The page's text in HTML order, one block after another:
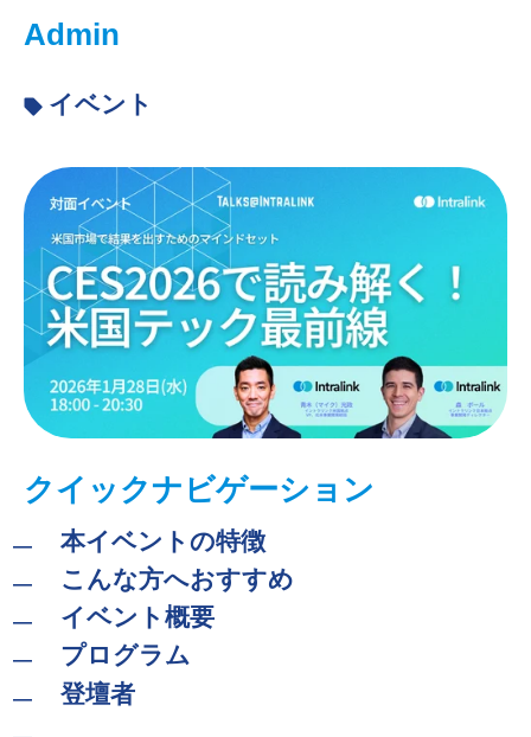
Admin
イベント
クイックナビゲーション
本イベントの特徴
こんな方へおすすめ
イベント概要
プログラム
登壇者